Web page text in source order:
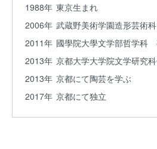
1988年 東京生まれ
2006年 武蔵野美術学園造形芸術
2011年 國學院大學文学部哲学科
2013年 京都大学大学院文学研究
2013年 京都にて陶芸を学ぶ
2017年 京都にて独立